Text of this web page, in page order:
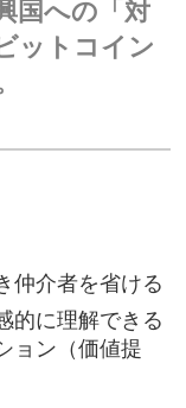
国への「対
ットコイン
仲介者を省ける
的に理解できる
ョン（価値提